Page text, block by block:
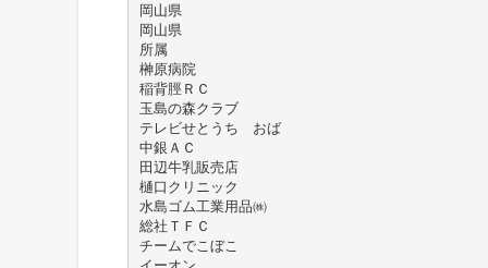
岡山県
岡山県
所属
榊原病院
稲背脛ＲＣ
玉島の森クラブ
テレビせとうち おば
中銀ＡＣ
田辺牛乳販売店
樋口クリニック
水島ゴム工業用品㈱
総社ＴＦＣ
チームでこぼこ
イーオン